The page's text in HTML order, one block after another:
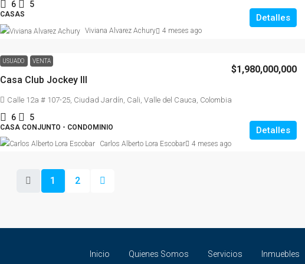
6 5
CASAS Detalles
Viviana Alvarez Achury 4 meses ago
USUADO VENTA
Casa Club Jockey III
$1,980,000,000
Calle 12a # 107-25, Ciudad Jardín, Cali, Valle del Cauca, Colombia
6 5
CASA CONJUNTO - CONDOMINIO Detalles
Carlos Alberto Lora Escobar 4 meses ago
1 2
Inicio Quienes Somos Servicios Inmuebles